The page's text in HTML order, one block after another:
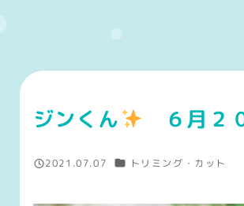
ジンくん ６月２
投稿日
2021.07.07 カテゴリー
トリミング・カット